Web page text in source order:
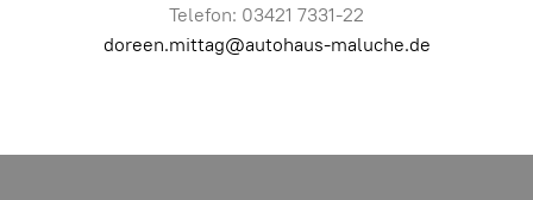
Telefon: 03421 7331-22
doreen.mittag@autohaus-maluche.de